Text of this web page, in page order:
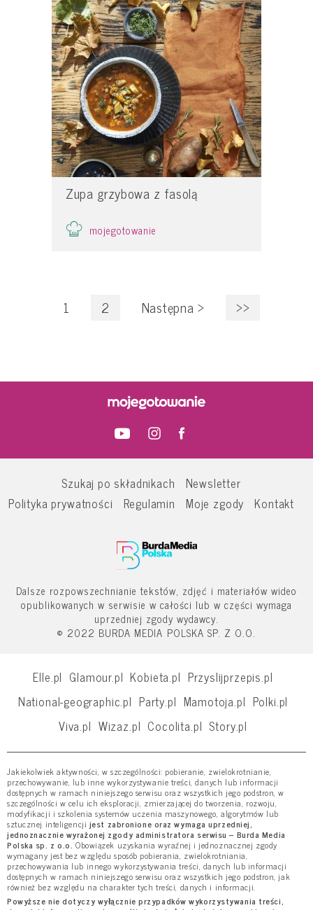
Zupa grzybowa z fasolą
mojegotowanie
1 2 Następna > >>
Szukaj po składnikach
Newsletter
Polityka prywatności
Regulamin Moje zgody Kontakt
Dalsze rozpowszechnianie tekstów, zdjęć i materiałów wideo
opublikowanych w serwisie w całości lub w części wymaga
uprzedniej zgody wydawcy.
© 2022 BURDA MEDIA POLSKA SP. Z O.O.
Elle.pl Glamour.pl Kobieta.pl Przyslijprzepis.pl
National-geographic.pl Party.pl Mamotoja.pl Polki.pl
Viva.pl Wizaz.pl Cocolita.pl Story.pl
Jakiekolwiek aktywności, w szczególności: pobieranie, zwielokrotnianie,
przechowywanie, lub inne wykorzystywanie treści, danych lub informacji
dostępnych w ramach niniejszego serwisu oraz wszystkich jego podstron, w
szczególności w celu ich eksploracji, zmierzającej do tworzenia, rozwoju,
modyfikacji i szkolenia systemów uczenia maszynowego, algorytmów lub
sztucznej inteligencji jest zabronione oraz wymaga uprzedniej,
jednoznacznie wyrażonej zgody administratora serwisu – Burda Media
Polska sp. z o.o. Obowiązek uzyskania wyraźnej i jednoznacznej zgody
wymagany jest bez względu sposób pobierania, zwielokrotniania,
przechowywania lub innego wykorzystywania treści, danych lub informacji
dostępnych w ramach niniejszego serwisu oraz wszystkich jego podstron, jak
również bez względu na charakter tych treści, danych i informacji.
Powyższe nie dotyczy wyłącznie przypadków wykorzystywania treści,